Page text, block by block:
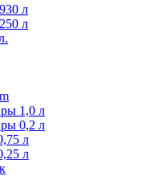
л
л
1,0 л
0,2 л
л
л